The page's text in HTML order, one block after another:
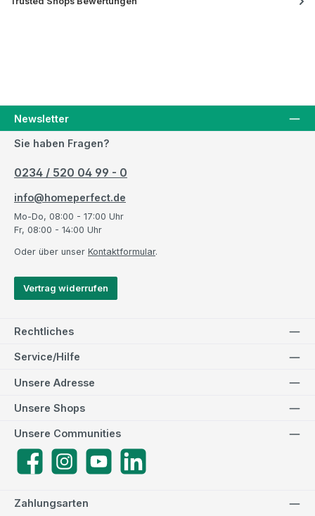
Newsletter
Sie haben Fragen?
0234 / 520 04 99 - 0
info@homeperfect.de
Mo-Do, 08:00 - 17:00 Uhr
Fr, 08:00 - 14:00 Uhr
Oder über unser Kontaktformular.
Vertrag widerrufen
Rechtliches
Service/Hilfe
Zahlungsarten
Unsere Adresse
Unsere Communities
FacebookInstagramYouTube
Unsere Shops